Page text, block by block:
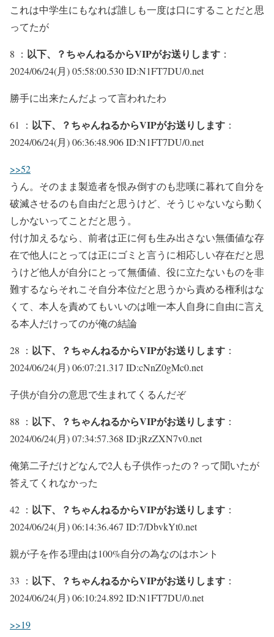
これは中学生にもなれば誰しも一度は口にすることだと思
ってたが
8 ： 以下、？ちゃんねるからVIPがお送りします ：
2024/06/24(月) 05:58:00.530 ID:N1FT7DU/0.net
勝手に出来たんだよって言われたわ
61 ： 以下、？ちゃんねるからVIPがお送りします ：
2024/06/24(月) 06:36:48.906 ID:N1FT7DU/0.net
>>52
うん。そのまま製造者を恨み倒すのも悲嘆に暮れて自分を
破滅させるのも自由だと思うけど、そうじゃないなら動く
しかないってことだと思う。
付け加えるなら、前者は正に何も生み出さない無価値な存
在で他人にとっては正にゴミと言うに相応しい存在だと思
うけど他人が自分にとって無価値、役に立たないものを非
難するならそれこそ自分本位だと思うから責める権利はな
くて、本人を責めてもいいのは唯一本人自身に自由に言え
る本人だけってのが俺の結論
28 ： 以下、？ちゃんねるからVIPがお送りします ：
2024/06/24(月) 06:07:21.317 ID:cNnZ0gMc0.net
子供が自分の意思で生まれてくるんだぞ
88 ： 以下、？ちゃんねるからVIPがお送りします ：
2024/06/24(月) 07:34:57.368 ID:jRzZXN7v0.net
俺第二子だけどなんで2人も子供作ったの？って聞いたが
答えてくれなかった
42 ： 以下、？ちゃんねるからVIPがお送りします ：
2024/06/24(月) 06:14:36.467 ID:7/DbvkYt0.net
親が子を作る理由は100%自分の為なのはホント
33 ： 以下、？ちゃんねるからVIPがお送りします ：
2024/06/24(月) 06:10:24.892 ID:N1FT7DU/0.net
>>19